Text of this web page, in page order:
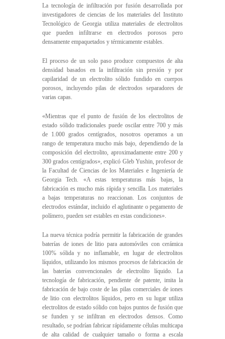
La tecnología de infiltración por fusión desarrollada por
investigadores de ciencias de los materiales del Instituto
Tecnológico de Georgia utiliza materiales de electrolitos
que pueden infiltrarse en electrodos porosos pero
densamente empaquetados y térmicamente estables.
El proceso de un solo paso produce compuestos de alta
densidad basados en la infiltración sin presión y por
capilaridad de un electrolito sólido fundido en cuerpos
porosos, incluyendo pilas de electrodos separadores de
varias capas.
«Mientras que el punto de fusión de los electrolitos de
estado sólido tradicionales puede oscilar entre 700 y más
de 1.000 grados centígrados, nosotros operamos a un
rango de temperatura mucho más bajo, dependiendo de la
composición del electrolito, aproximadamente entre 200 y
300 grados centígrados», explicó Gleb Yushin, profesor de
la Facultad de Ciencias de los Materiales e Ingeniería de
Georgia Tech. «A estas temperaturas más bajas, la
fabricación es mucho más rápida y sencilla. Los materiales
a bajas temperaturas no reaccionan. Los conjuntos de
electrodos estándar, incluido el aglutinante o pegamento de
polímero, pueden ser estables en estas condiciones».
La nueva técnica podría permitir la fabricación de grandes
baterías de iones de litio para automóviles con cerámica
100% sólida y no inflamable, en lugar de electrolitos
líquidos, utilizando los mismos procesos de fabricación de
las baterías convencionales de electrolito líquido. La
tecnología de fabricación, pendiente de patente, imita la
fabricación de bajo coste de las pilas comerciales de iones
de litio con electrolitos líquidos, pero en su lugar utiliza
electrolitos de estado sólido con bajos puntos de fusión que
se funden y se infiltran en electrodos densos. Como
resultado, se podrían fabricar rápidamente células multicapa
de alta calidad de cualquier tamaño o forma a escala